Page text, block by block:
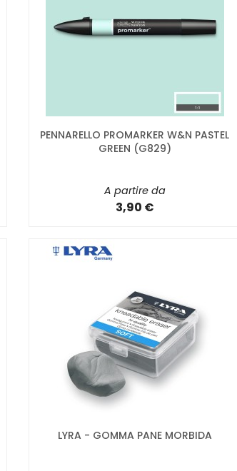
PENNARELLO PROMARKER W&N PASTEL
GREEN (G829)
A partire da
3,90 €
LYRA - GOMMA PANE MORBIDA